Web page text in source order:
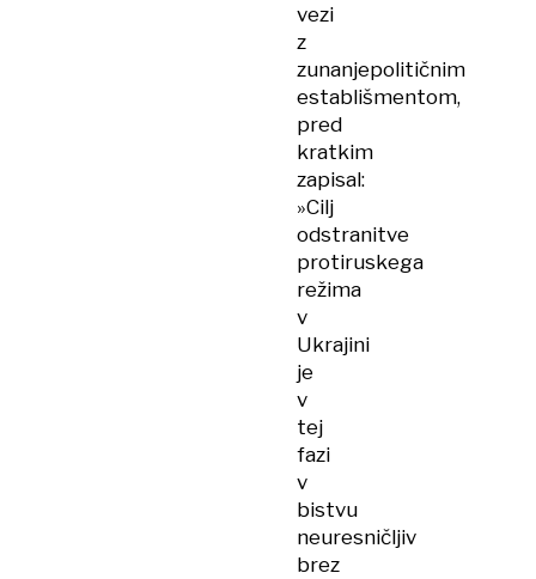
vezi
z
zunanjepolitičnim
establišmentom,
pred
kratkim
zapisal:
»Cilj
odstranitve
protiruskega
režima
v
Ukrajini
je
v
tej
fazi
v
bistvu
neuresničljiv
brez